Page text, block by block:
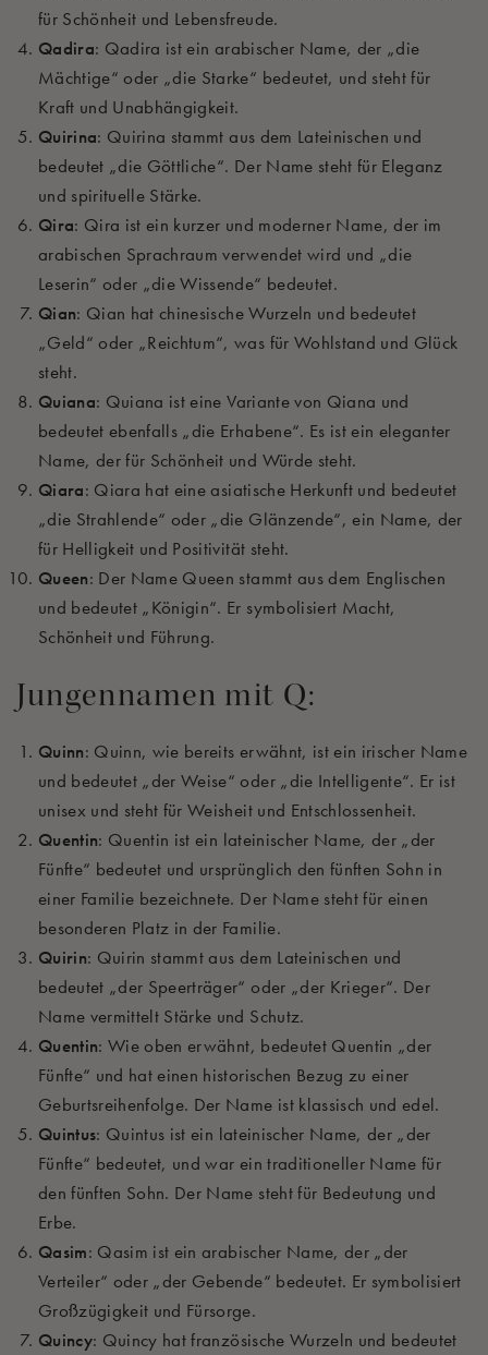
für Schönheit und Lebensfreude.
Qadira: Qadira ist ein arabischer Name, der „die
Mächtige“ oder „die Starke“ bedeutet, und steht für
Kraft und Unabhängigkeit.
Quirina: Quirina stammt aus dem Lateinischen und
bedeutet „die Göttliche“. Der Name steht für Eleganz
und spirituelle Stärke.
Qira: Qira ist ein kurzer und moderner Name, der im
arabischen Sprachraum verwendet wird und „die
Leserin“ oder „die Wissende“ bedeutet.
Qian: Qian hat chinesische Wurzeln und bedeutet
„Geld“ oder „Reichtum“, was für Wohlstand und Glück
steht.
Quiana: Quiana ist eine Variante von Qiana und
bedeutet ebenfalls „die Erhabene“. Es ist ein eleganter
Name, der für Schönheit und Würde steht.
Qiara: Qiara hat eine asiatische Herkunft und bedeutet
„die Strahlende“ oder „die Glänzende“, ein Name, der
für Helligkeit und Positivität steht.
Queen: Der Name Queen stammt aus dem Englischen
und bedeutet „Königin“. Er symbolisiert Macht,
Schönheit und Führung.
Jungennamen mit Q:
Quinn: Quinn, wie bereits erwähnt, ist ein irischer Name
und bedeutet „der Weise“ oder „die Intelligente“. Er ist
unisex und steht für Weisheit und Entschlossenheit.
Quentin: Quentin ist ein lateinischer Name, der „der
Fünfte“ bedeutet und ursprünglich den fünften Sohn in
einer Familie bezeichnete. Der Name steht für einen
besonderen Platz in der Familie.
Quirin: Quirin stammt aus dem Lateinischen und
bedeutet „der Speerträger“ oder „der Krieger“. Der
Name vermittelt Stärke und Schutz.
Quentin: Wie oben erwähnt, bedeutet Quentin „der
Fünfte“ und hat einen historischen Bezug zu einer
Geburtsreihenfolge. Der Name ist klassisch und edel.
Quintus: Quintus ist ein lateinischer Name, der „der
Fünfte“ bedeutet, und war ein traditioneller Name für
den fünften Sohn. Der Name steht für Bedeutung und
Erbe.
Qasim: Qasim ist ein arabischer Name, der „der
Verteiler“ oder „der Gebende“ bedeutet. Er symbolisiert
Großzügigkeit und Fürsorge.
Quincy: Quincy hat französische Wurzeln und bedeutet